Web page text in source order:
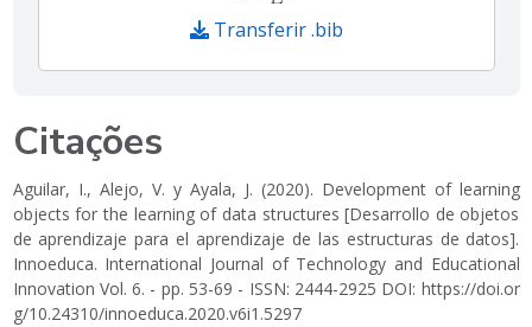
Transferir .bib
Citações
Aguilar, I., Alejo, V. y Ayala, J. (2020). Development of learning
objects for the learning of data structures [Desarrollo de objetos
de aprendizaje para el aprendizaje de las estructuras de datos].
Innoeduca. International Journal of Technology and Educational
Innovation Vol. 6. - pp. 53-69 - ISSN: 2444-2925 DOI: https://doi.or
g/10.24310/innoeduca.2020.v6i1.5297